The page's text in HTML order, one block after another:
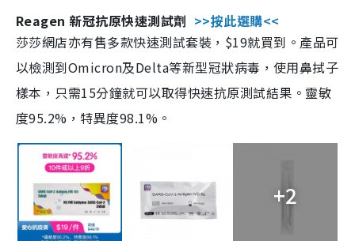
Reagen 新冠抗原快速測試劑 >>按此選購<<
莎莎網店亦有售多款快速測試套裝，$19就買到。產品可
以檢測到Omicron及Delta等新型冠狀病毒，使用鼻拭子
樣本，只需15分鐘就可以取得快速抗原測試結果。靈敏
度95.2%，特異度98.1%。
+2